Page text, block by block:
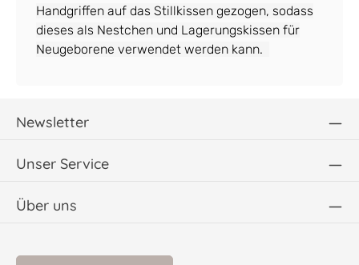
Handgriffen auf das Stillkissen gezogen, sodass
dieses als Nestchen und Lagerungskissen für
Neugeborene verwendet werden kann.
Newsletter
Unser Service
Über uns